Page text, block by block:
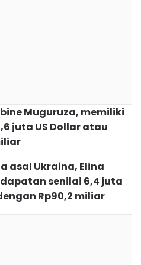
Muguruza, memiliki
juta US Dollar atau
asal Ukraina, Elina
senilai 6,4 juta
Rp90,2 miliar